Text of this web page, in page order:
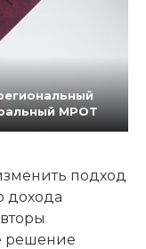
МРОТ
подход
дохода
решение